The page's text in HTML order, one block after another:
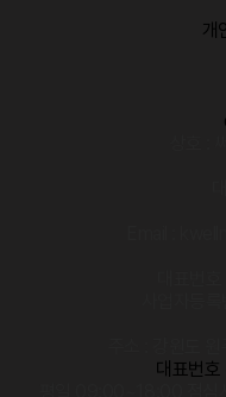
개
대표번호